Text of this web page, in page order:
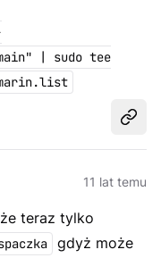
| sudo tee
11 lat temu
teraz tylko
gdyż może